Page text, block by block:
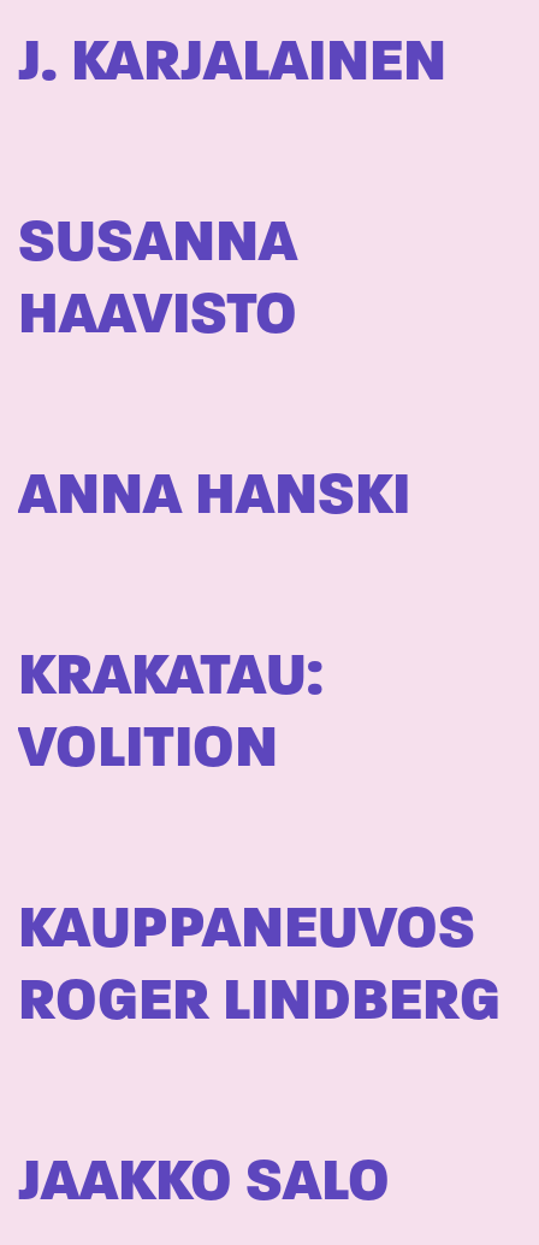
J. KARJALAINEN
SUSANNA
HAAVISTO
ANNA HANSKI
KRAKATAU:
VOLITION
KAUPPANEUVOS
ROGER LINDBERG
JAAKKO SALO